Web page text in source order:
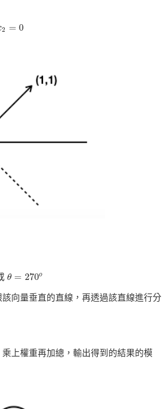
2 = 0
θ = 270o
𝜃=270o
向量垂直的直線，再透過該直線進行分
上權重再加總，輸出得到的結果的模